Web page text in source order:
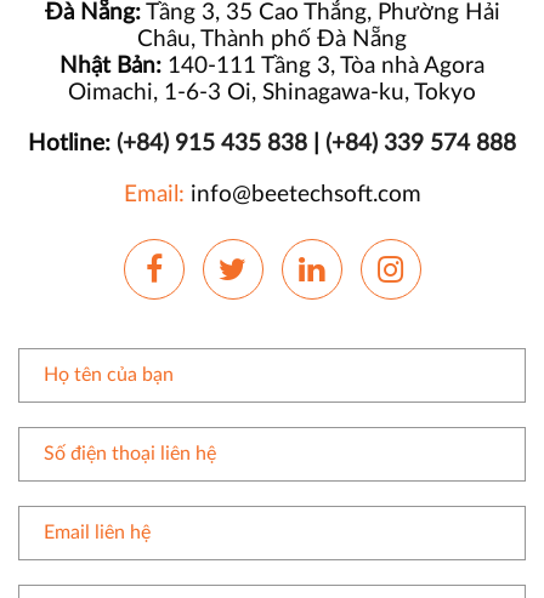
Đà Nẵng:Tầng 3, 35 Cao Thắng, Phường Hải
Châu, Thành phố Đà Nẵng
Nhật Bản: 140-111 Tầng 3, Tòa nhà Agora
Oimachi, 1-6-3 Oi, Shinagawa-ku, Tokyo
Hotline: (+84) 915 435 838 (+84) 339 574 888
Email: info@beetechsoft.com